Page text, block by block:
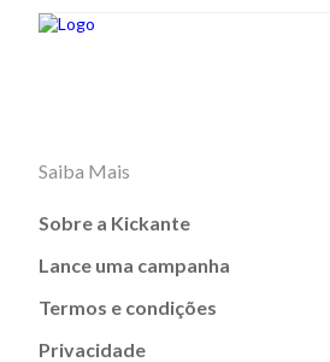
Saiba Mais
Sobre a Kickante
Lance uma campanha
Termos e condições
Privacidade